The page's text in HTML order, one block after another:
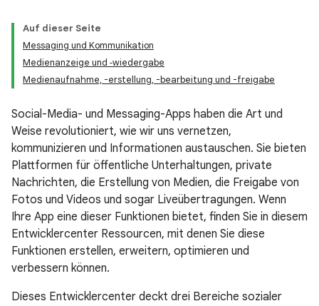
Auf dieser Seite
Messaging und Kommunikation
Medienanzeige und ‑wiedergabe
Medienaufnahme, -erstellung, -bearbeitung und -freigabe
Social-Media- und Messaging-Apps haben die Art und
Weise revolutioniert, wie wir uns vernetzen,
kommunizieren und Informationen austauschen. Sie bieten
Plattformen für öffentliche Unterhaltungen, private
Nachrichten, die Erstellung von Medien, die Freigabe von
Fotos und Videos und sogar Liveübertragungen. Wenn
Ihre App eine dieser Funktionen bietet, finden Sie in diesem
Entwicklercenter Ressourcen, mit denen Sie diese
Funktionen erstellen, erweitern, optimieren und
verbessern können.
Dieses Entwicklercenter deckt drei Bereiche sozialer